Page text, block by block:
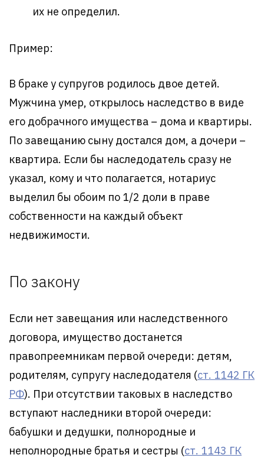
их не определил.
Пример:
В браке у супругов родилось двое детей.
Мужчина умер, открылось наследство в виде
его добрачного имущества – дома и квартиры.
По завещанию сыну достался дом, а дочери –
квартира. Если бы наследодатель сразу не
указал, кому и что полагается, нотариус
выделил бы обоим по 1/2 доли в праве
собственности на каждый объект
недвижимости.
По закону
Если нет завещания или наследственного
договора, имущество достанется
правопреемникам первой очереди: детям,
родителям, супругу наследодателя (ст. 1142 ГК
РФ). При отсутствии таковых в наследство
вступают наследники второй очереди:
бабушки и дедушки, полнородные и
неполнородные братья и сестры (ст. 1143 ГК